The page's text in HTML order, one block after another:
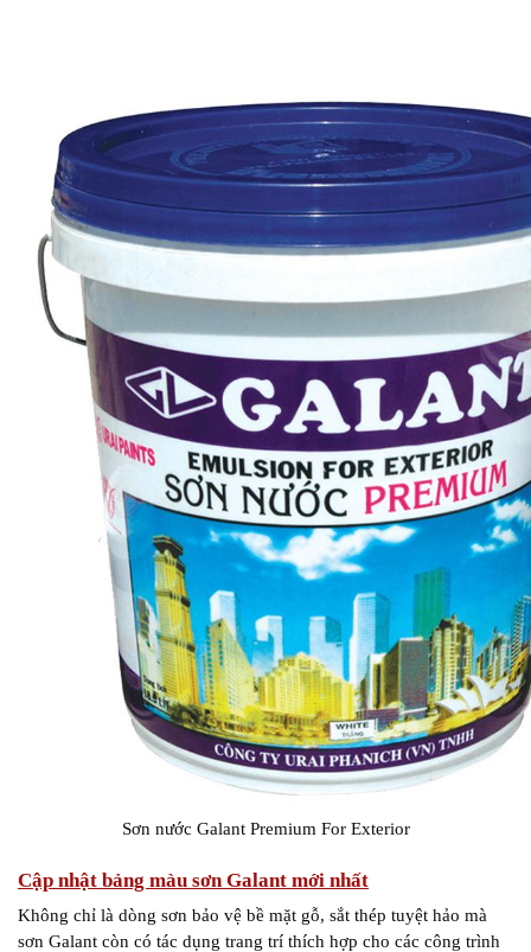
Sơn nước Galant Premium For Exterior
Cập nhật bảng màu sơn Galant mới nhất
Không chỉ là dòng sơn bảo vệ bề mặt gỗ, sắt thép tuyệt hảo mà
sơn Galant còn có tác dụng trang trí thích hợp cho các công trình